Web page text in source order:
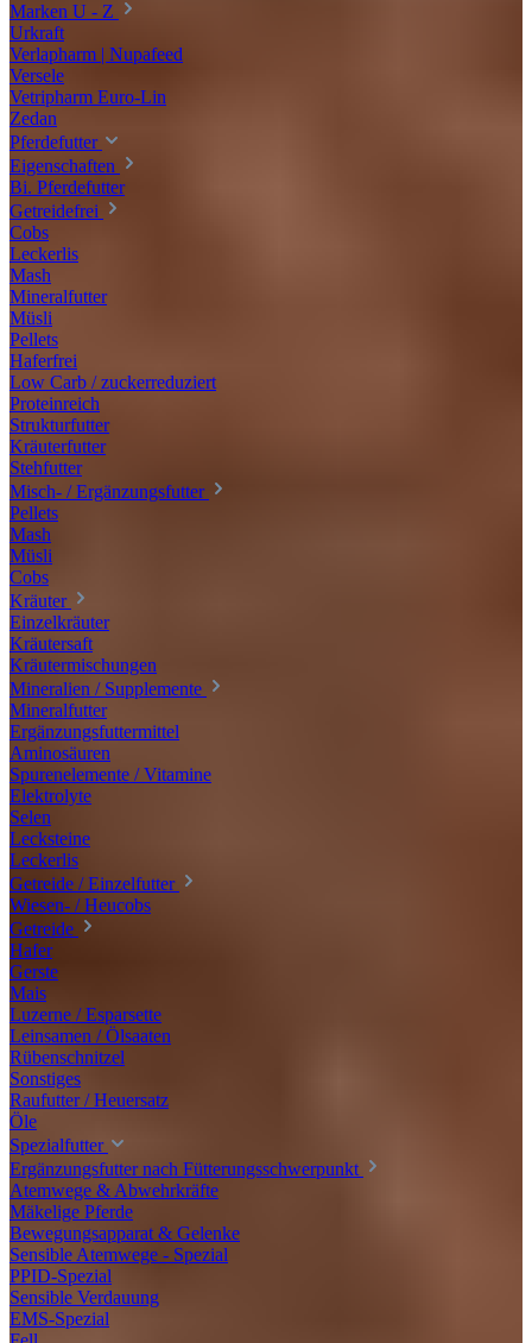
Marken U - Z
Urkraft
Verlapharm | Nupafeed
Versele
Vetripharm Euro-Lin
Zedan
Pferdefutter
Eigenschaften
Bi. Pferdefutter
Getreidefrei
Cobs
Leckerlis
Mash
Mineralfutter
Müsli
Pellets
Haferfrei
Low Carb / zuckerreduziert
Proteinreich
Strukturfutter
Kräuterfutter
Stehfutter
Misch- / Ergänzungsfutter
Pellets
Mash
Müsli
Cobs
Kräuter
Einzelkräuter
Kräutersaft
Kräutermischungen
Mineralien / Supplemente
Mineralfutter
Ergänzungsfuttermittel
Aminosäuren
Spurenelemente / Vitamine
Elektrolyte
Selen
Lecksteine
Leckerlis
Getreide / Einzelfutter
Wiesen- / Heucobs
Getreide
Hafer
Gerste
Mais
Luzerne / Esparsette
Leinsamen / Ölsaaten
Rübenschnitzel
Sonstiges
Raufutter / Heuersatz
Öle
Spezialfutter
Ergänzungsfutter nach Fütterungsschwerpunkt
Atemwege & Abwehrkräfte
Mäkelige Pferde
Bewegungsapparat & Gelenke
Sensible Atemwege - Spezial
PPID-Spezial
Sensible Verdauung
EMS-Spezial